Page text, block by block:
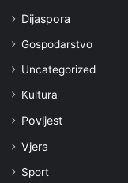
Dijaspora
Gospodarstvo
Uncategorized
Kultura
Povijest
Vjera
Sport